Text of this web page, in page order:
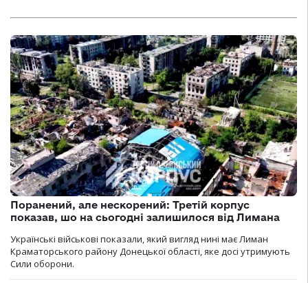
Поранений, але нескорений: Третій корпус
показав, шо на сьогодні залишилося від Лимана
Українські військові показали, який вигляд нині має Лиман
Краматорського району Донецької області, яке досі утримують
Сили оборони.